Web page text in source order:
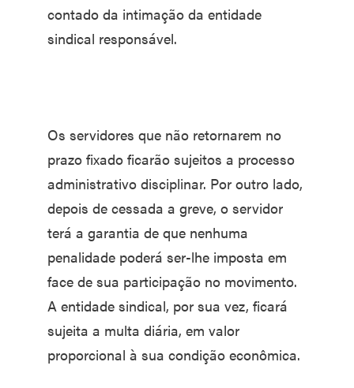
contado da intimação da entidade
sindical responsável.
Os servidores que não retornarem no
prazo fixado ficarão sujeitos a processo
administrativo disciplinar. Por outro lado,
depois de cessada a greve, o servidor
terá a garantia de que nenhuma
penalidade poderá ser-lhe imposta em
face de sua participação no movimento.
A entidade sindical, por sua vez, ficará
sujeita a multa diária, em valor
proporcional à sua condição econômica.